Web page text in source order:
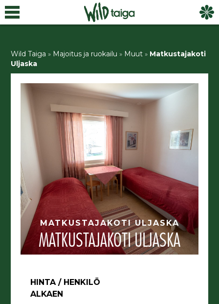
Wild Taiga » Majoitus ja ruokailu » Muut » Matkustajakoti
Uljaska
MATKUSTAJAKOTI ULJASKA
MATKUSTAJAKOTI ULJASKA
HINTA / HENKILÖ
ALKAEN